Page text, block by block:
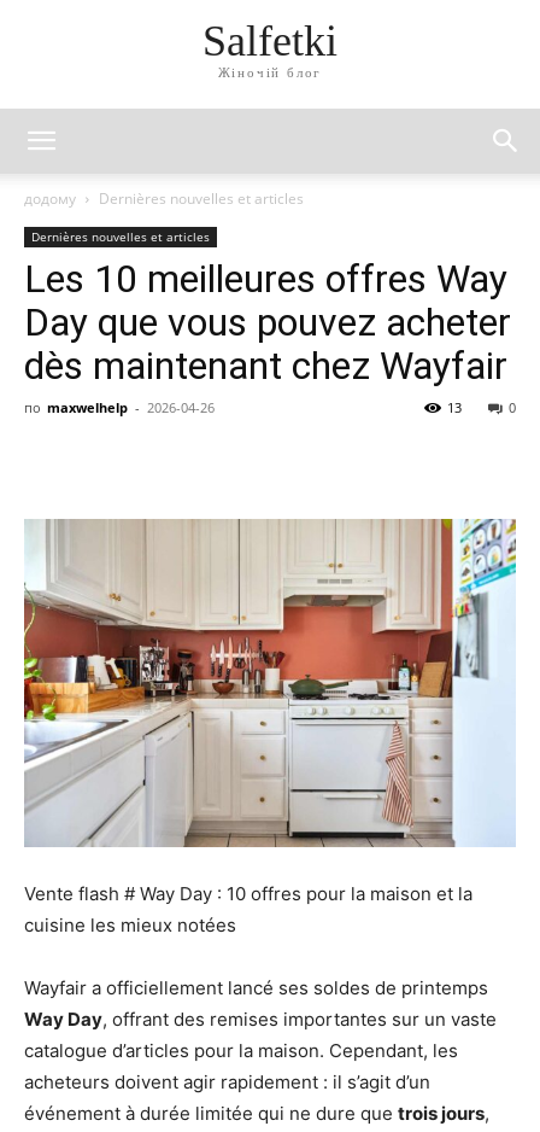
Salfetki
Жіночій блог
додому Dernières nouvelles et articles
Dernières nouvelles et articles
Les 10 meilleures offres Way
Day que vous pouvez acheter
dès maintenant chez Wayfair
по maxwelhelp - 2026-04-26 0
13
Vente flash # Way Day : 10 offres pour la maison et la
cuisine les mieux notées
Wayfair a officiellement lancé ses soldes de printemps
Way Day, offrant des remises importantes sur un vaste
catalogue d’articles pour la maison. Cependant, les
acheteurs doivent agir rapidement : il s’agit d’un
événement à durée limitée qui ne dure que trois jours,